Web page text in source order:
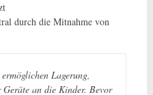
durch die Mitnahme von
Lagerung,
an die Kinder. Bevor